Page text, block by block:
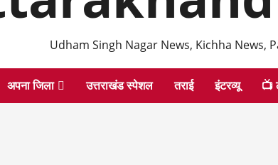
Udham Singh Nagar News, Kichha News,
अपना जिला उत्तराखंड स्पेशल तराई इंटरव्यू 📺